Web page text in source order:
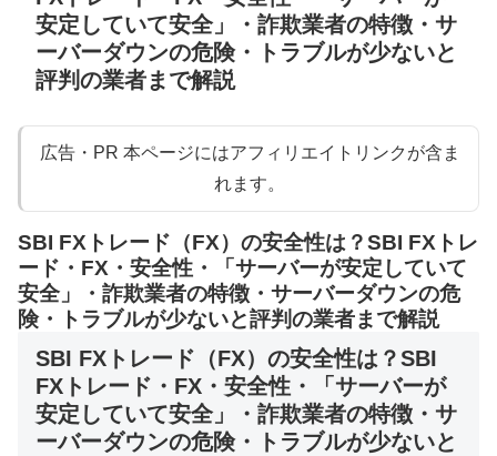
安定していて安全」・詐欺業者の特徴・サ
ーバーダウンの危険・トラブルが少ないと
評判の業者まで解説
広告・PR 本ページにはアフィリエイトリンクが含ま
れます。
SBI FXトレード（FX）の安全性は？SBI FXトレ
ード・FX・安全性・「サーバーが安定していて
安全」・詐欺業者の特徴・サーバーダウンの危
険・トラブルが少ないと評判の業者まで解説
SBI FXトレード（FX）の安全性は？SBI
FXトレード・FX・安全性・「サーバーが
安定していて安全」・詐欺業者の特徴・サ
ーバーダウンの危険・トラブルが少ないと